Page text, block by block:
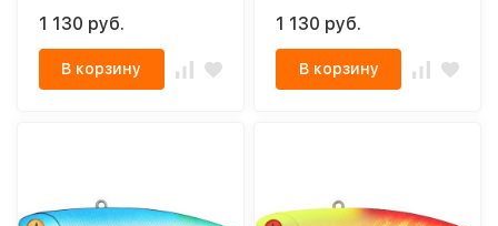
1 130 руб.
В корзину
1 130 руб.
В корзину